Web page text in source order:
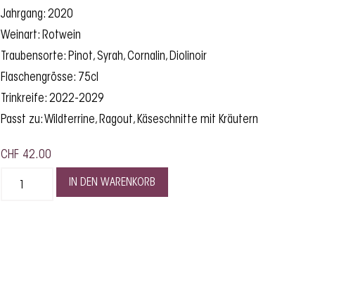
Jahrgang: 2020
Weinart: Rotwein
Traubensorte: Pinot, Syrah, Cornalin, Diolinoir
Flaschengrösse: 75cl
Trinkreife: 2022-2029
Passt zu: Wildterrine, Ragout, Käseschnitte mit Kräutern
CHF 42.00
IN DEN WARENKORB